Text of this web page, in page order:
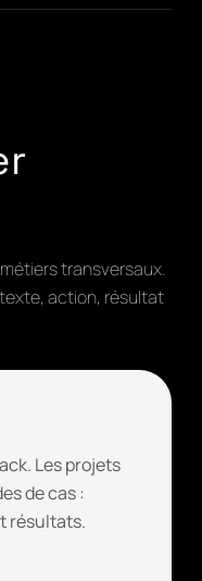
transversaux.
action, résultat
Les projets
de cas :
résultats.